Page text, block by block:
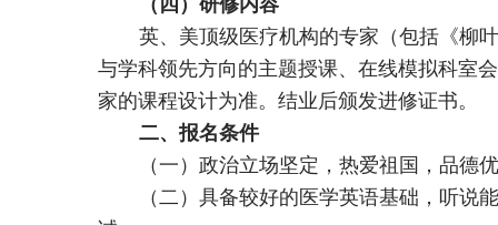
（四）研修内容
英、美顶级医疗机构的专家（包括《柳
与学科领先方向的主题授课、在线模拟科室
家的课程设计为准。结业后颁发进修证书。
二、报名条件
（一）政治立场坚定，热爱祖国，品
（二）具备较好的医学英语基础，听